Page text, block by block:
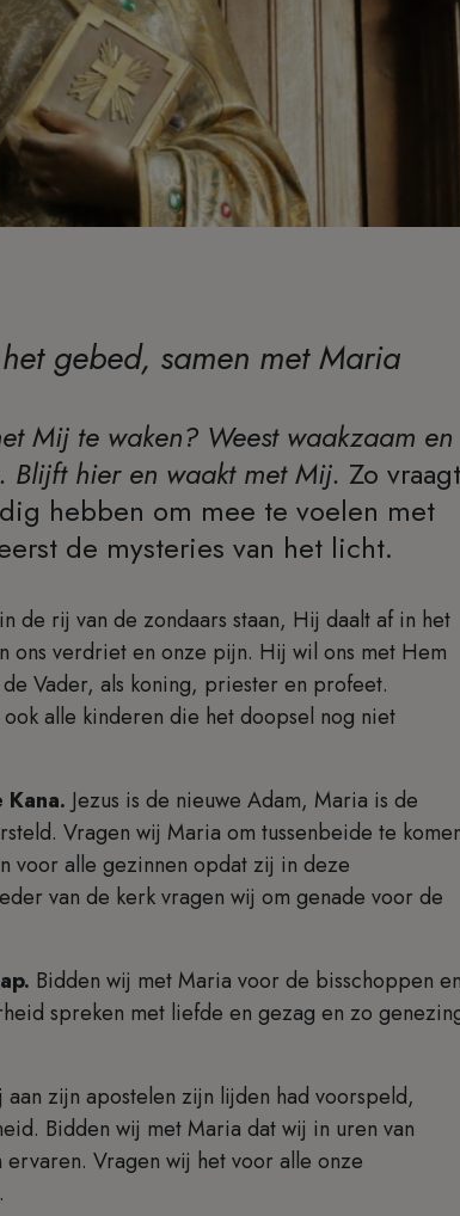
gebed, samen met Maria
Mij te waken? Weest waakzaam en
hier en waakt met Mij. Zo vraagt
hebben om mee te voelen met
de mysteries van het licht.
de rij van de zondaars staan, Hij daalt af in het
ons verdriet en onze pijn. Hij wil ons met Hem
Vader, als koning, priester en profeet.
alle kinderen die het doopsel nog niet
Jezus is de nieuwe Adam, Maria is de
Vragen wij Maria om tussenbeide te
voor alle gezinnen opdat zij in deze
van de kerk vragen wij om genade voor de
Bidden wij met Maria voor de bisschoppen en
spreken met liefde en gezag en zo
zijn apostelen zijn lijden had voorspeld,
Bidden wij met Maria dat wij in uren van
Vragen wij het voor alle onze